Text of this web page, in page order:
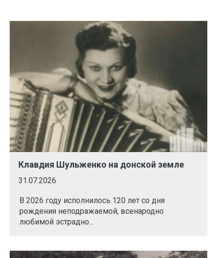
Клавдия Шульженко на донской земле
31.07.2026
В 2026 году исполнилось 120 лет со дня
рождения неподражаемой, всенародно
любимой эстрадно...